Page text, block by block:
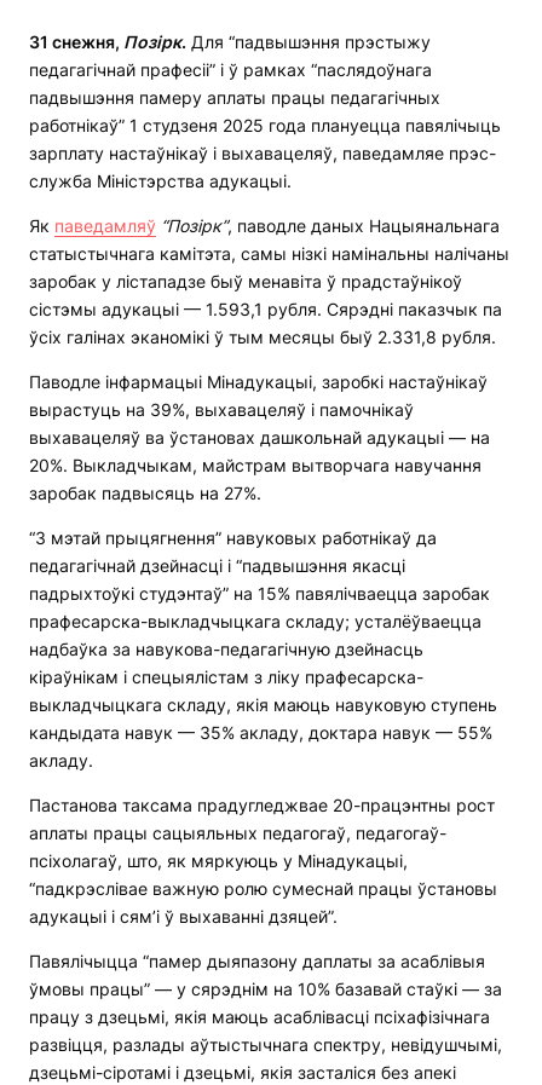
31 снежня, Позірк. Для “падвышэння прэстыжу
педагагічнай прафесіі” і ў рамках “паслядоўнага
падвышэння памеру аплаты працы педагагічных
работнікаў” 1 студзеня 2025 года плануецца павялічыць
зарплату настаўнікаў і выхавацеляў, паведамляе прэс-
служба Міністэрства адукацыі.
Як паведамляў “Позірк”, паводле даных Нацыянальнага
статыстычнага камітэта, самы нізкі намінальны налічаны
заробак у лістападзе быў менавіта ў прадстаўнікоў
сістэмы адукацыі — 1.593,1 рубля. Сярэдні паказчык па
ўсіх галінах эканомікі ў тым месяцы быў 2.331,8 рубля.
Паводле інфармацыі Мінадукацыі, заробкі настаўнікаў
вырастуць на 39%, выхавацеляў і памочнікаў
выхавацеляў ва ўстановах дашкольнай адукацыі — на
20%. Выкладчыкам, майстрам вытворчага навучання
заробак падвысяць на 27%.
“З мэтай прыцягнення” навуковых работнікаў да
педагагічнай дзейнасці і “падвышэння якасці
падрыхтоўкі студэнтаў” на 15% павялічваецца заробак
прафесарска-выкладчыцкага складу; усталёўваецца
надбаўка за навукова-педагагічную дзейнасць
кіраўнікам і спецыялістам з ліку прафесарска-
выкладчыцкага складу, якія маюць навуковую ступень
кандыдата навук — 35% акладу, доктара навук — 55%
акладу.
Пастанова таксама прадугледжвае 20-працэнтны рост
аплаты працы сацыяльных педагогаў, педагогаў-
псіхолагаў, што, як мяркуюць у Мінадукацыі,
“падкрэслівае важную ролю сумеснай працы ўстановы
адукацыі і сям’і ў выхаванні дзяцей”.
Павялічыцца “памер дыяпазону даплаты за асаблівыя
ўмовы працы” — у сярэднім на 10% базавай стаўкі — за
працу з дзецьмі, якія маюць асаблівасці псіхафізічнага
развіцця, разлады аўтыстычнага спектру, невідушчымі,
дзецьмі-сіротамі і дзецьмі, якія засталіся без апекі